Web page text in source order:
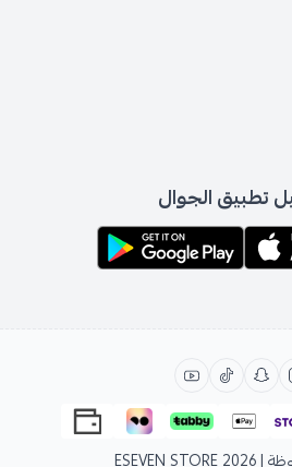
تطبيق الجوال
2026
ESEVEN STORE